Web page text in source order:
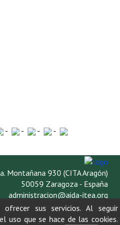
- - - -
Montañana 930 (CITA Aragón)
50059 Zaragoza - España
administracion@aida-itea.org
976 716 305
sus servicios. Al seguir
uso que se hace de las cookies.